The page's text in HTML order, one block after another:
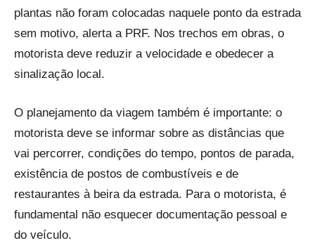
plantas não foram colocadas naquele ponto da estrada
sem motivo, alerta a PRF. Nos trechos em obras, o
motorista deve reduzir a velocidade e obedecer a
sinalização local.
O planejamento da viagem também é importante: o
motorista deve se informar sobre as distâncias que
vai percorrer, condições do tempo, pontos de parada,
existência de postos de combustíveis e de
restaurantes à beira da estrada. Para o motorista, é
fundamental não esquecer documentação pessoal e
do veículo.